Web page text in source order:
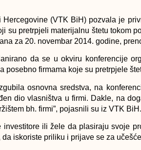
Hercegovine (VTK BiH) pozvala je
su pretrpjeli materijalnu štetu tokom
za 20. novembar 2014. godine,
da se u okviru konferencije
posebno firmama koje su pretrpjele
osnovna sredstva, na
dio vlasništva u firmi. Dakle, na
bh. firmi”, pojasnili su iz VTK BiH.
ili žele da plasiraju svoje
iskoriste priliku i prijave se za